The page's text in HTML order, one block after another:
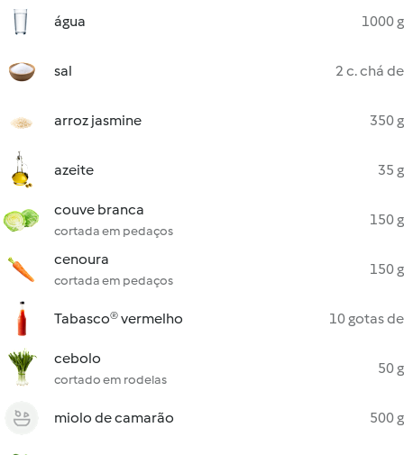
água
1000 g
sal 2 c. chá de
arroz jasmine 350 g
azeite 35 g
couve branca
cortada em pedaços
150 g
cenoura
cortada em pedaços
150 g
Tabasco® vermelho 10 gotas de
cebolo
cortado em rodelas
50 g
miolo de camarão 500 g